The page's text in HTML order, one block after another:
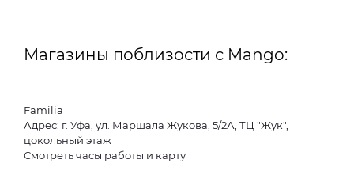
Магазины поблизости с Mango:
Familia
Адрес: г. Уфа, ул. Маршала Жукова, 5/2А, ТЦ "Жук",
цокольный этаж
Смотреть часы работы и карту